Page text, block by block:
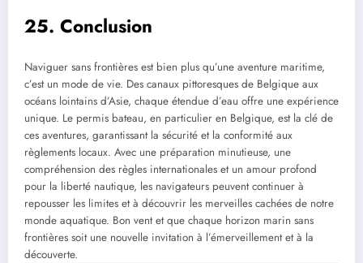
25. Conclusion
Naviguer sans frontières est bien plus qu’une aventure maritime,
c’est un mode de vie. Des canaux pittoresques de Belgique aux
océans lointains d’Asie, chaque étendue d’eau offre une expérience
unique. Le permis bateau, en particulier en Belgique, est la clé de
ces aventures, garantissant la sécurité et la conformité aux
règlements locaux. Avec une préparation minutieuse, une
compréhension des règles internationales et un amour profond
pour la liberté nautique, les navigateurs peuvent continuer à
repousser les limites et à découvrir les merveilles cachées de notre
monde aquatique. Bon vent et que chaque horizon marin sans
frontières soit une nouvelle invitation à l’émerveillement et à la
découverte.